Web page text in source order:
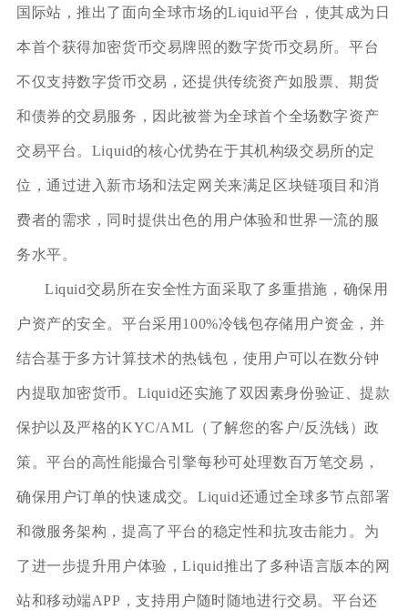
国际站，推出了面向全球市场的Liquid平台，使其成为日
本首个获得加密货币交易牌照的数字货币交易所。平台
不仅支持数字货币交易，还提供传统资产如股票、期货
和债券的交易服务，因此被誉为全球首个全场数字资产
交易平台。Liquid的核心优势在于其机构级交易所的定
位，通过进入新市场和法定网关来满足区块链项目和消
费者的需求，同时提供出色的用户体验和世界一流的服
务水平。
Liquid交易所在安全性方面采取了多重措施，确保用
户资产的安全。平台采用100%冷钱包存储用户资金，并
结合基于多方计算技术的热钱包，使用户可以在数分钟
内提取加密货币。Liquid还实施了双因素身份验证、提款
保护以及严格的KYC/AML（了解您的客户/反洗钱）政
策。平台的高性能撮合引擎每秒可处理数百万笔交易，
确保用户订单的快速成交。Liquid还通过全球多节点部署
和微服务架构，提高了平台的稳定性和抗攻击能力。为
了进一步提升用户体验，Liquid推出了多种语言版本的网
站和移动端APP，支持用户随时随地进行交易。平台还